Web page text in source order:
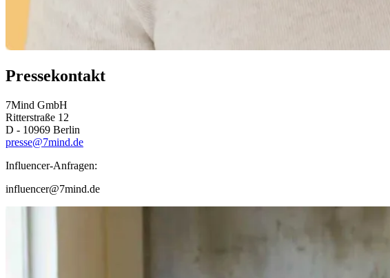
Pressekontakt
7Mind GmbH
Ritterstraße 12
D - 10969 Berlin
presse@7mind.de
Influencer-Anfragen:
influencer@7mind.de